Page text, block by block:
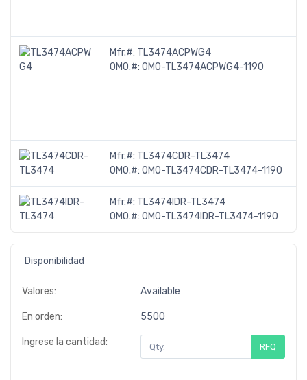
Mfr.#: TL3474ACPWG4
OMO.#: OMO-TL3474ACPWG4-1190
Mfr.#: TL3474CDR-TL3474
OMO.#: OMO-TL3474CDR-TL3474-1190
Mfr.#: TL3474IDR-TL3474
OMO.#: OMO-TL3474IDR-TL3474-1190
Disponibilidad
Valores: Available
En orden: 5500
Ingrese la cantidad: RFQ